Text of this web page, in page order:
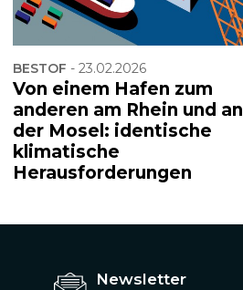
BESTOF - 23.02.2026
Von einem Hafen zum
anderen am Rhein und an
der Mosel: identische
klimatische
Herausforderungen
Newsletter